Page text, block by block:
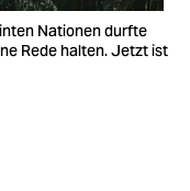
Nationen durfte
Rede halten. Jetzt ist